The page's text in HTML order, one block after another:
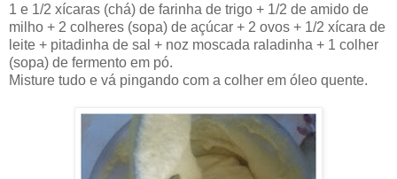
1 e 1/2 xícaras (chá) de farinha de trigo + 1/2 de amido de
milho + 2 colheres (sopa) de açúcar + 2 ovos + 1/2 xícara de
leite + pitadinha de sal + noz moscada raladinha + 1 colher
(sopa) de fermento em pó.
Misture tudo e vá pingando com a colher em óleo quente.